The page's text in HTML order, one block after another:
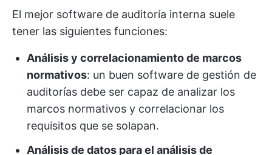
El mejor software de auditoría interna suele
tener las siguientes funciones:
Análisis y correlacionamiento de marcos
normativos: un buen software de gestión de
auditorías debe ser capaz de analizar los
marcos normativos y correlacionar los
requisitos que se solapan.
Análisis de datos para el análisis de